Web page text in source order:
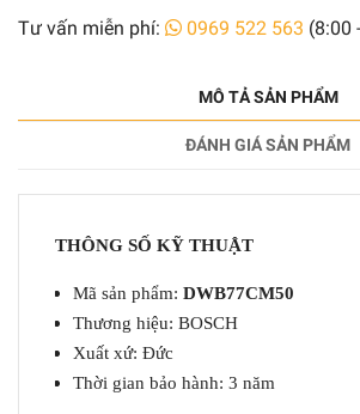
Tư vấn miễn phí: 0969 522 563 (8:00
MÔ TẢ SẢN PHẨM
ĐÁNH GIÁ SẢN PHẨM
THÔNG SỐ KỸ THUẬT
Mã sản phẩm: DWB77CM50
Thương hiệu: BOSCH
Xuất xứ: Đức
Thời gian bảo hành: 3 năm